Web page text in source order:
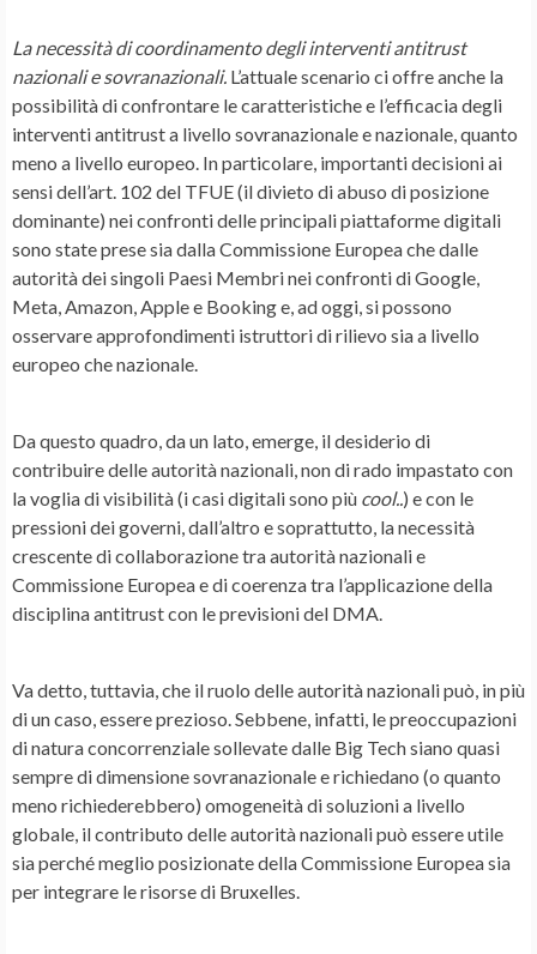
La necessità di coordinamento degli interventi antitrust
nazionali e sovranazionali. L’attuale scenario ci offre anche la
possibilità di confrontare le caratteristiche e l’efficacia degli
interventi antitrust a livello sovranazionale e nazionale, quanto
meno a livello europeo. In particolare, importanti decisioni ai
sensi dell’art. 102 del TFUE (il divieto di abuso di posizione
dominante) nei confronti delle principali piattaforme digitali
sono state prese sia dalla Commissione Europea che dalle
autorità dei singoli Paesi Membri nei confronti di Google,
Meta, Amazon, Apple e Booking e, ad oggi, si possono
osservare approfondimenti istruttori di rilievo sia a livello
europeo che nazionale.
Da questo quadro, da un lato, emerge, il desiderio di
contribuire delle autorità nazionali, non di rado impastato con
la voglia di visibilità (i casi digitali sono più cool..) e con le
pressioni dei governi, dall’altro e soprattutto, la necessità
crescente di collaborazione tra autorità nazionali e
Commissione Europea e di coerenza tra l’applicazione della
disciplina antitrust con le previsioni del DMA.
Va detto, tuttavia, che il ruolo delle autorità nazionali può, in più
di un caso, essere prezioso. Sebbene, infatti, le preoccupazioni
di natura concorrenziale sollevate dalle Big Tech siano quasi
sempre di dimensione sovranazionale e richiedano (o quanto
meno richiederebbero) omogeneità di soluzioni a livello
globale, il contributo delle autorità nazionali può essere utile
sia perché meglio posizionate della Commissione Europea sia
per integrare le risorse di Bruxelles.